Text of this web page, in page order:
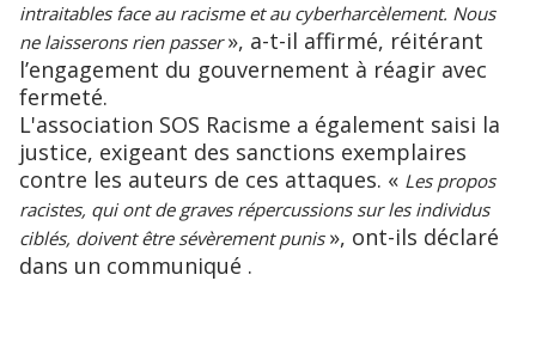
intraitables face au racisme et au cyberharcèlement. Nous
ne laisserons rien passer», a-t-il affirmé, réitérant
l’engagement du gouvernement à réagir avec
fermeté.
L'association SOS Racisme a également saisi la
justice, exigeant des sanctions exemplaires
contre les auteurs de ces attaques. « Les propos
racistes, qui ont de graves répercussions sur les individus
ciblés, doivent être sévèrement punis », ont-ils déclaré
dans un communiqué .